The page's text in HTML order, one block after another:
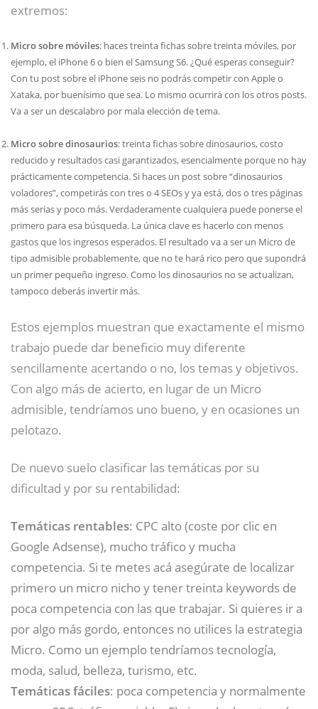
extremos:
Micro sobre móviles: haces treinta fichas sobre treinta móviles, por
ejemplo, el iPhone 6 o bien el Samsung S6. ¿Qué esperas conseguir?
Con tu post sobre el iPhone seis no podrás competir con Apple o
Xataka, por buenísimo que sea. Lo mismo ocurrirá con los otros posts.
Va a ser un descalabro por mala elección de tema.
Micro sobre dinosaurios: treinta fichas sobre dinosaurios, costo
reducido y resultados casi garantizados, esencialmente porque no hay
prácticamente competencia. Si haces un post sobre “dinosaurios
voladores”, competirás con tres o 4 SEOs y ya está, dos o tres páginas
más serias y poco más. Verdaderamente cualquiera puede ponerse el
primero para esa búsqueda. La única clave es hacerlo con menos
gastos que los ingresos esperados. El resultado va a ser un Micro de
tipo admisible probablemente, que no te hará rico pero que supondrá
un primer pequeño ingreso. Como los dinosaurios no se actualizan,
tampoco deberás invertir más.
Estos ejemplos muestran que exactamente el mismo
trabajo puede dar beneficio muy diferente
sencillamente acertando o no, los temas y objetivos.
Con algo más de acierto, en lugar de un Micro
admisible, tendríamos uno bueno, y en ocasiones un
pelotazo.
De nuevo suelo clasificar las temáticas por su
dificultad y por su rentabilidad:
Temáticas rentables: CPC alto (coste por clic en
Google Adsense), mucho tráfico y mucha
competencia. Si te metes acá asegúrate de localizar
primero un micro nicho y tener treinta keywords de
poca competencia con las que trabajar. Si quieres ir a
por algo más gordo, entonces no utilices la estrategia
Micro. Como un ejemplo tendríamos tecnología,
moda, salud, belleza, turismo, etc.
Temáticas fáciles: poca competencia y normalmente